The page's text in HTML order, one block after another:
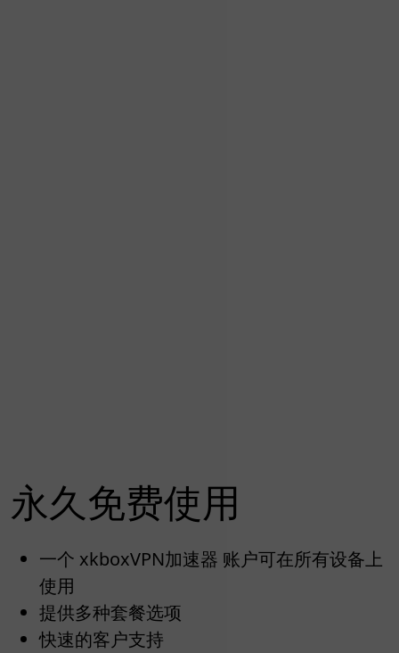
永久免费使用
一个 xkboxVPN加速器 账户可在所有设备上
使用
提供多种套餐选项
快速的客户支持